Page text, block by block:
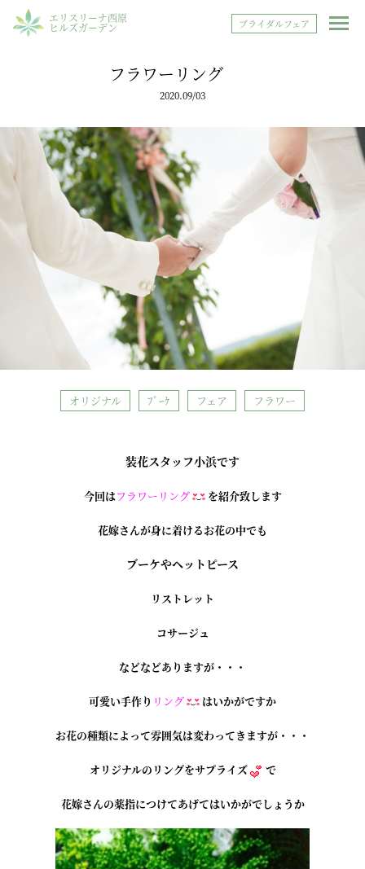
エリスリーナ西原
ヒルズガーデン ブライダルフェア
フラワーリング
2020.09/03
オリジナル ﾌﾞｰｹ フェア フラワー
装花スタッフ小浜です
今回はフラワーリング を紹介致します
花嫁さんが身に着けるお花の中でも
ブーケやヘットピース
リストレット
コサージュ
などなどありますが・・・
可愛い手作り リング はいかがですか
お花の種類によって雰囲気は変わってきますが・・・
オリジナルのリングをサプライズ で
花嫁さんの薬指につけてあげてはいかがでしょうか